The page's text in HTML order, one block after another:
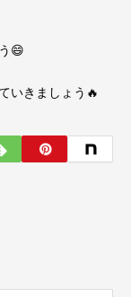
😄
いきましょう🔥